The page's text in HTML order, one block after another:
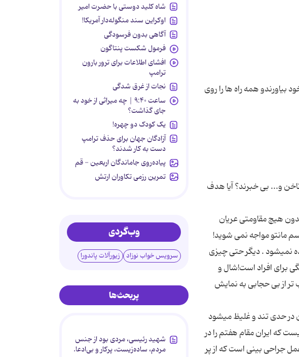
بیاورندو همه راه ها را روی
ناخن و... بی خبرند؟ آیا هدف
هیچ مقاومتی عریان
مانتو مواجه نمی شوید!
نمیشود . دیگر حتی چیزی
برای افراد است!شال و
تر از بی حجابی به نمایش
در حدی تند و غلیظ میشود
که ایران مقام هفتم را در
جراحی بینی است که از پر
شاه کلید دوستی با حضرت امیر
اوکراین سند منگوله‌دار آمریکا!
آگاهی بدون فرسودگی
فرمول شکست پنتاگون
افشای اطلاعات برای ترور بارون
ترامپ
نجات از غرق شدگی
ساعت ۹:۴۰ | چه میراثی از خود به
جای گذاشت؟
یک کودک دو چهره!
آزادگان جهان برای حذف ترامپ
دست به کار شدند؟
پیاده‌روی جاماندگان اربعین - قم
تمرین رزمی تکاوران ارتش
وب‌گردی
سرویس خواب نوزاد زیورآلات پاندورا
پربحث‌ها
شهید رئیسی، مردی بود از جنس
مردم، ساده‌زیست، پرکار و بی‌ادعا.